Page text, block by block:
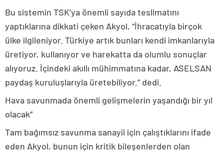
Bu sistemin TSK’ya önemli sayıda teslimatını
yaptıklarına dikkati çeken Akyol, “İhracatıyla birçok
ülke ilgileniyor. Türkiye artık bunları kendi imkanlarıyla
üretiyor, kullanıyor ve harekatta da olumlu sonuçlar
alıyoruz. İçindeki akıllı mühimmatına kadar, ASELSAN
paydaş kuruluşlarıyla üretebiliyor.” dedi.
Hava savunmada önemli gelişmelerin yaşandığı bir yıl
olacak”
Tam bağımsız savunma sanayii için çalıştıklarını ifade
eden Akyol, bunun için kritik bileşenlerden olan